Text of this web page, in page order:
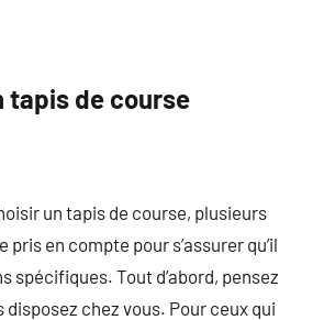
tapis de course
un tapis de course, plusieurs
en compte pour s’assurer qu’il
spécifiques. Tout d’abord, pensez
disposez chez vous. Pour ceux qui